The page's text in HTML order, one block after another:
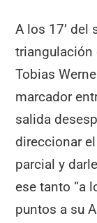
A los 17’ del
triangulación
Tobias
marcador
salida
direccionar
parcial y
ese tanto “a
puntos a su